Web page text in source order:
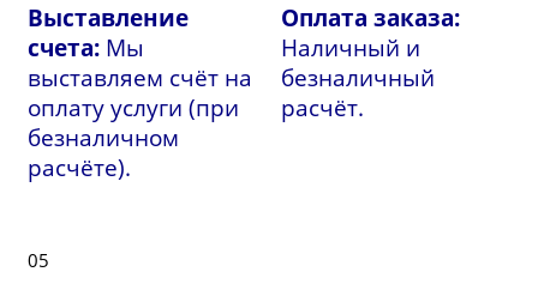
Выставление
счета: Мы
выставляем счёт на
оплату услуги (при
безналичном
расчёте).
Оплата заказа:
Наличный и
безналичный
расчёт.
05